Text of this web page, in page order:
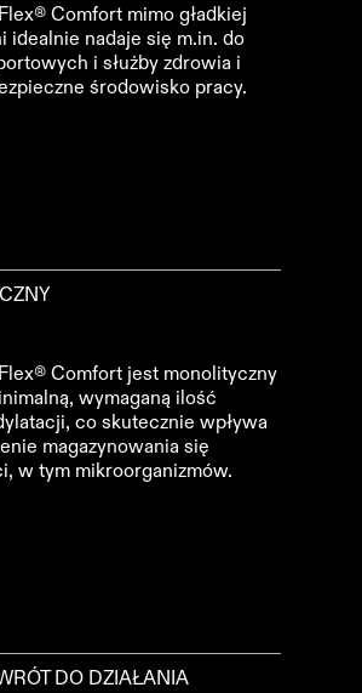
Comfort mimo gładkiej
idealnie nadaje się m.in. do
i służby zdrowia i
środowisko pracy.
Comfort jest monolityczny
wymaganą ilość
co skutecznie wpływa
magazynowania się
w tym mikroorganizmów.
DO DZIAŁANIA